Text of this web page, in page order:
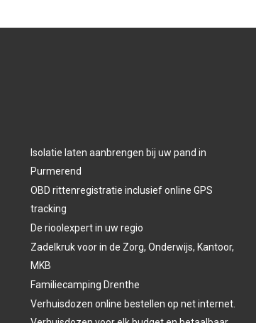
Isolatie laten aanbrengen bij uw pand in
Purmerend
OBD rittenregistratie inclusief online GPS
tracking
De rioolexpert in uw regio
Zadelkruk voor in de Zorg, Onderwijs, Kantoor,
MKB
Familiecamping Drenthe
Verhuisdozen online bestellen op net internet.